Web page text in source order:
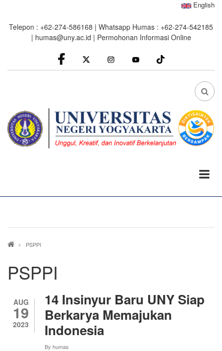
main
English
Telepon : +62-274-586168 | Whatsapp Humas : +62-274-542185
| humas@uny.ac.id | Permohonan Informasi Online
facebook
Instagram youtube
FA
Breadcrumb
PSPPI
PSPPI
AUG
19
2023
14 Insinyur Baru UNY Siap
Berkarya Memajukan
Indonesia
By humas